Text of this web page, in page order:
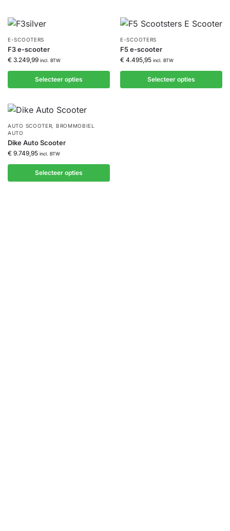
E-SCOOTERS
F3 e-scooter
€ 3.249,99 incl. BTW
Selecteer opties
E-SCOOTERS
F5 e-scooter
€ 4.495,95 incl. BTW
Selecteer opties
AUTO SCOOTER, BROMMOBIEL
AUTO
Dike Auto Scooter
€ 9.749,95 incl. BTW
Selecteer opties